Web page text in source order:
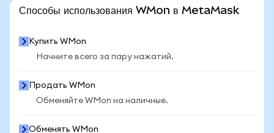
Способы использования WMon в MetaMask
Купить WMon
Начните всего за пару нажатий.
Продать WMon
Обменяйте WMon на наличные.
Обменять WMon